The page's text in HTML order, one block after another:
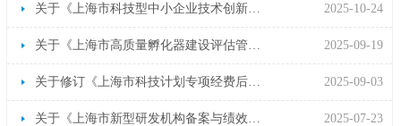
2025-10-24
关于《上海市科技型中小企业技术创新资金计划管理办法（修订草案）》公开征求意见的公告
2025-09-19
2025-09-03
关于修订《上海市科技计划专项经费后补助管理办法》公开征求意见的公告
2025-07-23